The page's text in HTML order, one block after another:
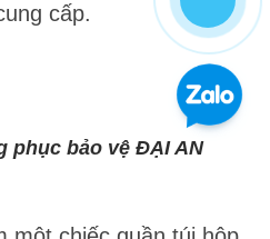
cấp.
phục bảo vệ ĐẠI AN